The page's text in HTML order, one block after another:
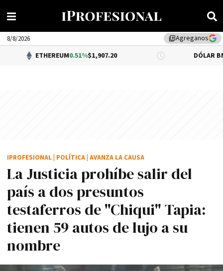
library_addAgreganos
8/8/2026
0.51%$1,907.20 DÓLAR BNA $1,520.00
La Justicia prohíbe salir del
país a dos presuntos
testaferros de "Chiqui" Tapia:
tienen 59 autos de lujo a su
nombre
IPROFESIONAL POLÍTICA AVANZA LA CAUSA